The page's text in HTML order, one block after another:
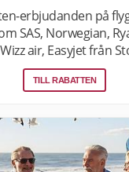
erbjudanden på
SAS, Norwegian,
air, Easyjet från
och Skavsta
Malmö,
på
TILL RABATTEN